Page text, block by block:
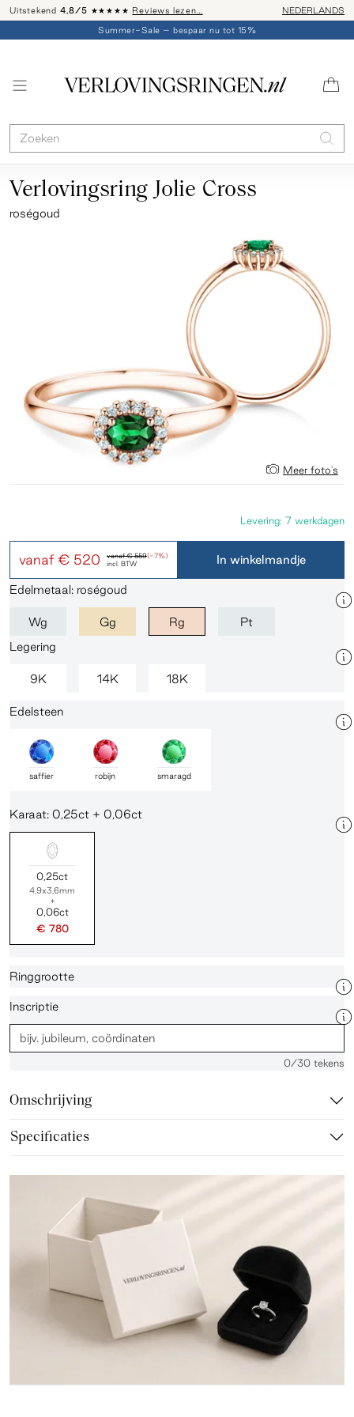
Uitstekend 4,8/5 ★★★★★ Reviews lezen… Advies: 020 -
NEDERLANDS
Summer-Sale – bespaar nu tot 15%
Verlovingsring Jolie Cross
roségoud
Meer foto's
vanaf€ 559(-7%)
vanaf € 520 incl. BTW
Levering: 7 werkdagen
In winkelmandje
Edelmetaal: roségoud
Wg Gg Rg
Pt
Legering
9K 14K 18K
Edelsteen
saffier robijn smaragd
Karaat: 0,25ct + 0,06ct
0,25ct
4,9x3,6mm
+
0,06ct
€ 780
Ringgrootte
Inscriptie
0/30 tekens
Omschrijving
Specificaties